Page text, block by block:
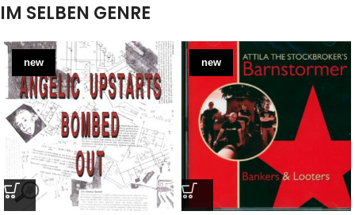
IM SELBEN GENRE
new new